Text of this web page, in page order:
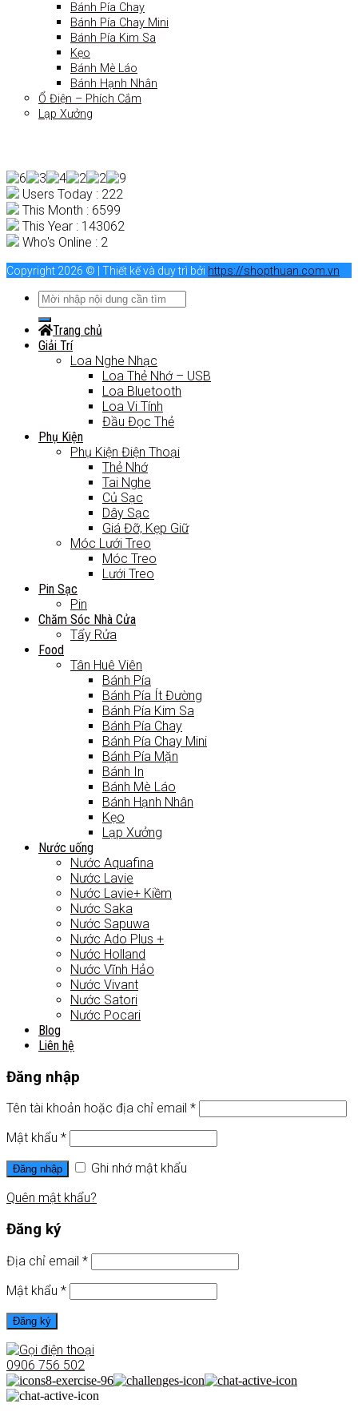
Bánh Pía Chay
Bánh Pía Chay Mini
Bánh Pía Kim Sa
Kẹo
Bánh Mè Láo
Bánh Hạnh Nhân
Ổ Điện – Phích Cắm
Lạp Xưởng
Users Today : 222
This Month : 6599
This Year : 143062
Who's Online : 2
Copyright 2026 © | Thiết kế và duy trì bởi https://shopthuan.com.vn
Trang chủ
Giải Trí
Loa Nghe Nhạc
Loa Thẻ Nhớ – USB
Loa Bluetooth
Loa Vi Tính
Đầu Đọc Thẻ
Phụ Kiện
Phụ Kiện Điện Thoại
Thẻ Nhớ
Tai Nghe
Củ Sạc
Dây Sạc
Giá Đỡ, Kẹp Giữ
Móc Lưới Treo
Móc Treo
Lưới Treo
Pin Sạc
Pin
Chăm Sóc Nhà Cửa
Tẩy Rửa
Food
Tân Huê Viên
Bánh Pía
Bánh Pía Ít Đường
Bánh Pía Kim Sa
Bánh Pía Chay
Bánh Pía Chay Mini
Bánh Pía Mặn
Bánh In
Bánh Mè Láo
Bánh Hạnh Nhân
Kẹo
Lạp Xưởng
Nước uống
Nước Aquafina
Nước Lavie
Nước Lavie+ Kiềm
Nước Saka
Nước Sapuwa
Nước Ado Plus +
Nước Holland
Nước Vĩnh Hảo
Nước Vivant
Nước Satori
Nước Pocari
Blog
Liên hệ
Đăng nhập
Tên tài khoản hoặc địa chỉ email *
Mật khẩu *
Đăng nhập
Ghi nhớ mật khẩu
Quên mật khẩu?
Đăng ký
Địa chỉ email *
Mật khẩu *
Đăng ký
0906 756 502